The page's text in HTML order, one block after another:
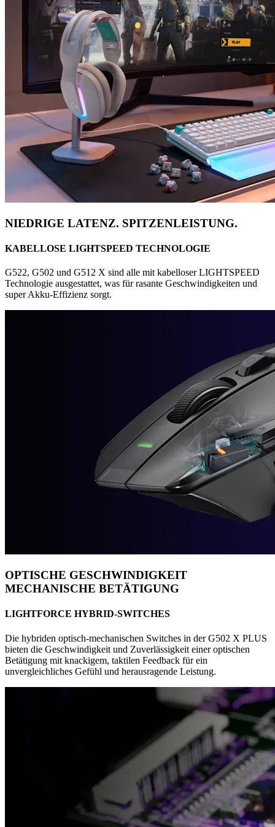
NIEDRIGE LATENZ. SPITZENLEISTUNG.
KABELLOSE LIGHTSPEED TECHNOLOGIE
G522, G502 und G512 X sind alle mit kabelloser LIGHTSPEED
Technologie ausgestattet, was für rasante Geschwindigkeiten und
super Akku-Effizienz sorgt.
OPTISCHE GESCHWINDIGKEIT
MECHANISCHE BETÄTIGUNG
LIGHTFORCE HYBRID-SWITCHES
Die hybriden optisch-mechanischen Switches in der G502 X PLUS
bieten die Geschwindigkeit und Zuverlässigkeit einer optischen
Betätigung mit knackigem, taktilen Feedback für ein
unvergleichliches Gefühl und herausragende Leistung.